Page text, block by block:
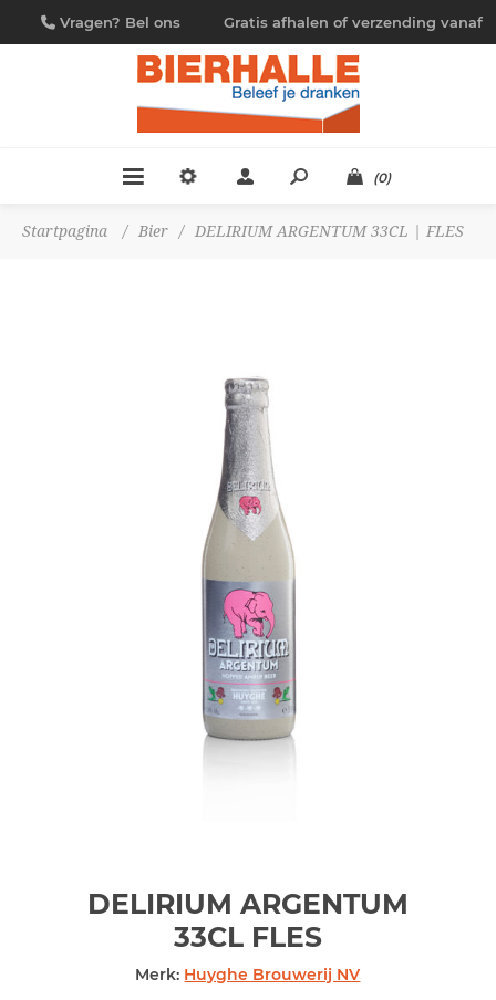
Vragen? Bel ons
09/230.88.44
Gratis afhalen of verzending vanaf
€ 4,95
(0)
Startpagina / Bier / DELIRIUM ARGENTUM 33CL | FLES
DELIRIUM ARGENTUM
33CL FLES
Merk: Huyghe Brouwerij NV